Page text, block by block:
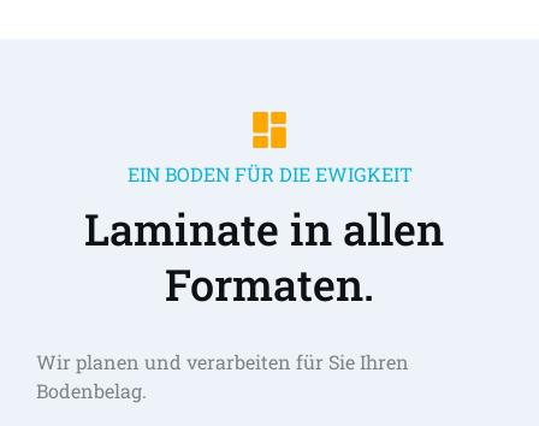
EIN BODEN FÜR DIE EWIGKEIT
Laminate in allen
Formaten.
Wir planen und verarbeiten für Sie Ihren
Bodenbelag.